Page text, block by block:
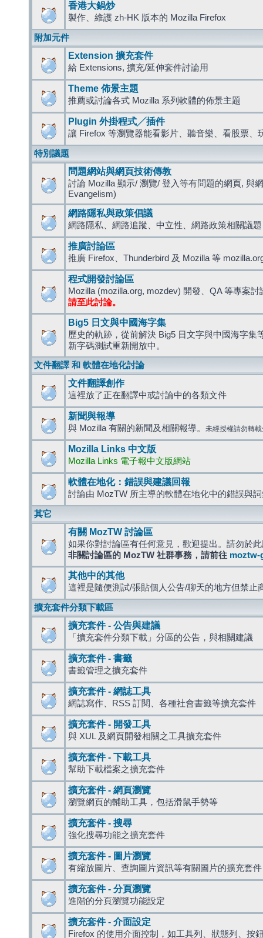
香港大鍋炒
製作、維護 zh-HK 版本的 Mozilla Firefox
附加元件
Extension 擴充套件
給 Extensions, 擴充/延伸套件討論用
Theme 佈景主題
推薦或討論各式 Mozilla 系列軟體的佈景主題
Plugin 外掛程式╱插件
讓 Firefox 等瀏覽器能看影片、聽音樂、看股票、
特別議題
問題網站與網頁技術傳教
討論 Mozilla 顯示/ 瀏覽/ 登入等有問題的網頁, 與
Evangelism)
網路隱私與政策倡議
網路隱私、網路追蹤、中立性、網路政策相關議題
推廣討論區
推廣 Firefox、Thunderbird 及 Mozilla 等
程式開發討論區
Mozilla (mozilla.org, mozdev) 開發、QA 等專案討
請至此討論。
Big5 日文與中國海字集
歷史的軌跡，從前解決 Big5 日文字與中國海字集
新字碼測試重新開放中。
文件翻譯 和 軟體在地化討論
文件翻譯創作
這裡放了正在翻譯中或討論中的各類文件
新聞與報導
與 Mozilla 有關的新聞及相關報導。 未經授權請勿轉
Mozilla Links 中文版
Mozilla Links 電子報中文版網站
軟體在地化：錯誤與建議回報
討論由 MozTW 所主導的軟體在地化中的錯誤與
其它
有關 MozTW 討論區
如果你對討論區有任何意見，歡迎提出。請勿於
非關討論區的 MozTW 社群事務，請前往 moztw-
其他中的其他
這裡是隨便測試/張貼個人公告/聊天的地方但禁止
擴充套件分類下載區
擴充套件 - 公告與建議
「擴充套件分類下載」分區的公告，與相關建議
擴充套件 - 書籤
書籤管理之擴充套件
擴充套件 - 網誌工具
網誌寫作、RSS 訂閱、各種社會書籤等擴充套件
擴充套件 - 開發工具
與 XUL 及網頁開發相關之工具擴充套件
擴充套件 - 下載工具
幫助下載檔案之擴充套件
擴充套件 - 網頁瀏覽
瀏覽網頁的輔助工具，包括滑鼠手勢等
擴充套件 - 搜尋
強化搜尋功能之擴充套件
擴充套件 - 圖片瀏覽
有縮放圖片、查詢圖片資訊等有關圖片的擴充套件
擴充套件 - 分頁瀏覽
進階的分頁瀏覽功能設定
擴充套件 - 介面設定
Firefox 的使用介面控制，如工具列、狀態列、按